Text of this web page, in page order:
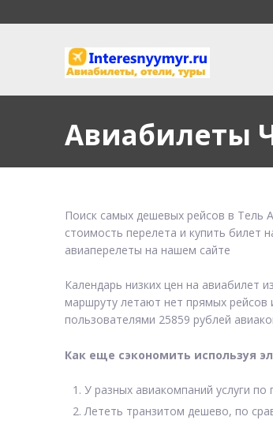
Авиабилеты
Поиск самых дешевых рейсов в Тель
стоимость перелета и купить билет
авиаперелеты на нашем сайте
Календарь низких цен на авиабилет
маршруту летают нет прямых рейсов
пользователями 25859 рублей
Как еще сэкономить используя
У разных авиакомпаний услуги
Лететь транзитом дешево, по